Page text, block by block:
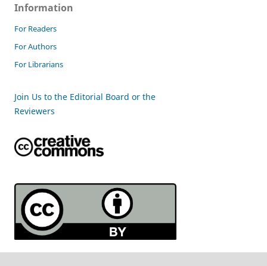
Information
For Readers
For Authors
For Librarians
Join Us to the Editorial Board or the
Reviewers